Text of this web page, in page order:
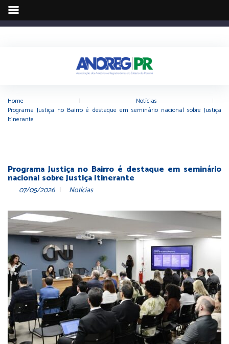
Home Notícias
Programa Justiça no Bairro é destaque em seminário nacional sobre Justiça
Itinerante
Programa Justiça no Bairro é destaque em seminário
nacional sobre Justiça Itinerante
07/05/2026 Notícias